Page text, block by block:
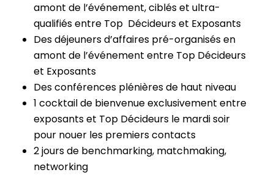
amont de l’événement, ciblés et ultra-
qualifiés entre Top Décideurs et Exposants
Des déjeuners d’affaires pré-organisés en
amont de l’événement entre Top Décideurs
et Exposants
Des conférences plénières de haut niveau
1 cocktail de bienvenue exclusivement entre
exposants et Top Décideurs le mardi soir
pour nouer les premiers contacts
2 jours de benchmarking, matchmaking,
networking